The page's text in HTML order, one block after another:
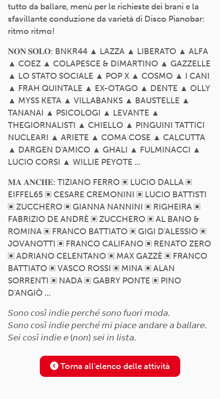
tutto da ballare, menù per le richieste dei brani e la
sfavillante conduzione da varietà di Disco Pianobar:
ritmo ritmo!
𝐍𝐎𝐍 𝐒𝐎𝐋𝐎: BNKR44 ▲ LAZZA ▲ LIBERATO ▲ ALFA
▲ COEZ ▲ COLAPESCE & DIMARTINO ▲ GAZZELLE
▲ LO STATO SOCIALE ▲ POP X ▲ COSMO ▲ I CANI
▲ FRAH QUINTALE ▲ EX-OTAGO ▲ DENTE ▲ OLLY
▲ MYSS KETA ▲ VILLABANKS ▲ BAUSTELLE ▲
TANANAI ▲ PSICOLOGI ▲ LEVANTE ▲
THEGIORNALISTI ▲ CHIELLO ▲ PINGUINI TATTICI
NUCLEARI ▲ ARIETE ▲ COMA COSE ▲ CALCUTTA
▲ DARGEN D'AMICO ▲ GHALI ▲ FULMINACCI ▲
LUCIO CORSI ▲ WILLIE PEYOTE ...
𝐌𝐀 𝐀𝐍𝐂𝐇𝐄: TIZIANO FERRO ▣ LUCIO DALLA ▣
EIFFEL65 ▣ CESARE CREMONINI ▣ LUCIO BATTISTI
▣ ZUCCHERO ▣ GIANNA NANNINI ▣ RIGHEIRA ▣
FABRIZIO DE ANDRÈ ▣ ZUCCHERO ▣ AL BANO &
ROMINA ▣ FRANCO BATTIATO ▣ GIGI D'ALESSIO ▣
JOVANOTTI ▣ FRANCO CALIFANO ▣ RENATO ZERO
▣ ADRIANO CELENTANO ▣ MAX GAZZÈ ▣ FRANCO
BATTIATO ▣ VASCO ROSSI ▣ MINA ▣ ALAN
SORRENTI ▣ NADA ▣ GABRY PONTE ▣ PINO
D'ANGIÒ ...
𝘚𝘰𝘯𝘰 𝘤𝘰𝘴𝘪̀ 𝘪𝘯𝘥𝘪𝘦 𝘱𝘦𝘳𝘤𝘩𝘦́ 𝘴𝘰𝘯𝘰 𝘧𝘶𝘰𝘳𝘪 𝘮𝘰𝘥𝘢.
𝘚𝘰𝘯𝘰 𝘤𝘰𝘴𝘪̀ 𝘪𝘯𝘥𝘪𝘦 𝘱𝘦𝘳𝘤𝘩𝘦́ 𝘮𝘪 𝘱𝘪𝘢𝘤𝘦 𝘢𝘯𝘥𝘢𝘳𝘦 𝘢 𝘣𝘢𝘭𝘭𝘢𝘳𝘦.
𝘚𝘦𝘪 𝘤𝘰𝘴𝘪̀ 𝘪𝘯𝘥𝘪𝘦 𝘦 (𝘯𝘰𝘯) 𝘴𝘦𝘪 𝘪𝘯 𝘭𝘪𝘴𝘵𝘢.
Torna all'elenco delle attività